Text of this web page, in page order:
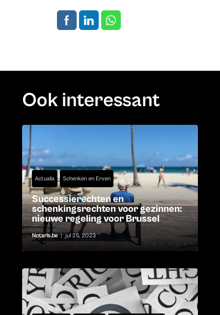
Ook interessant
Actualia Schenken en Erven
Successierechten en
schenkingsrechten voor gezinnen:
nieuwe regeling voor Brussel
Notaris.be | jul 25, 2023